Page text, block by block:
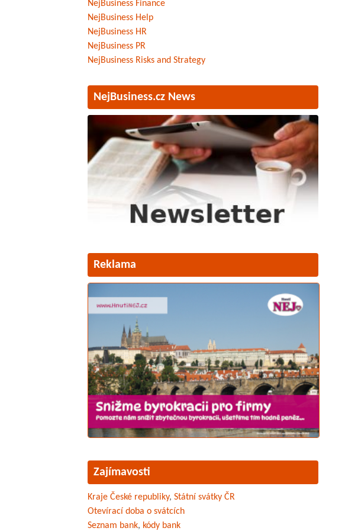
NejBusiness Finance
NejBusiness Help
NejBusiness HR
NejBusiness PR
NejBusiness Risks and Strategy
NejBusiness.cz News
Reklama
Zajímavosti
Kraje České republiky, Státní svátky ČR
Otevírací doba o svátcích
Seznam bank, kódy bank